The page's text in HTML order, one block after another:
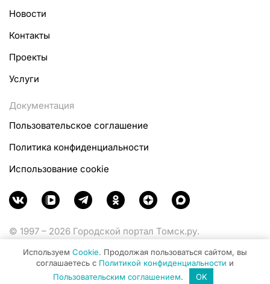
Новости
Контакты
Проекты
Услуги
Документация
Пользовательское соглашение
Политика конфиденциальности
Использование cookie
© 1997 – 2026 Городской портал Томск.ру.
Министерства цифрового развития, связи и массовых
коммуникаций Российской Федерации.
Используем Cookie. Продолжая пользоваться сайтом, вы
соглашаетесь с Политикой конфиденциальности и
Пользовательским соглашением. OK